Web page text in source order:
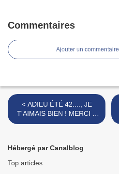
Commentaires
Ajouter un commentaire
< ADIEU ÉTÉ 42...., JE
T'AIMAIS BIEN ! MERCI A
MICHEL LEGRAND
Hébergé par Canalblog
Top articles